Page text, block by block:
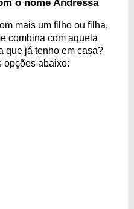
o nome Andressa
mais um filho ou filha,
combina com aquela
que já tenho em casa?
opções abaixo: